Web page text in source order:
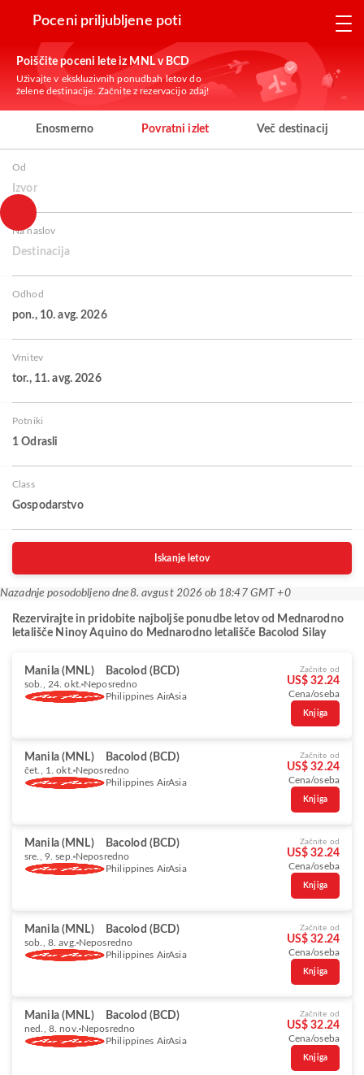
Poceni priljubljene poti
Poiščite poceni lete iz MNL v BCD
Uživajte v ekskluzivnih ponudbah letov do
želene destinacije. Začnite z rezervacijo zdaj!
Enosmerno Povratni izlet Več destinacij
Od
Izvor
Na naslov
Destinacija
Odhod
pon., 10. avg. 2026
Vrnitev
tor., 11. avg. 2026
Potniki
1 Odrasli
Class
Gospodarstvo
Iskanje letov
Nazadnje posodobljeno dne8. avgust 2026 ob 18:47 GMT +0
Rezervirajte in pridobite najboljše ponudbe letov od Mednarodno
letališče Ninoy Aquino do Mednarodno letališče Bacolod Silay
Manila (MNL) Bacolod (BCD)
sob., 24. okt. Neposredno
Philippines AirAsia
Začnite od
US$ 32.24
Cena/oseba
Knjiga
Manila (MNL) Bacolod (BCD)
čet., 1. okt. Neposredno
Philippines AirAsia
Začnite od
US$ 32.24
Cena/oseba
Knjiga
Manila (MNL) Bacolod (BCD)
sre., 9. sep. Neposredno
Philippines AirAsia
Začnite od
US$ 32.24
Cena/oseba
Knjiga
Manila (MNL) Bacolod (BCD)
sob., 8. avg. Neposredno
Philippines AirAsia
Začnite od
US$ 32.24
Cena/oseba
Knjiga
Manila (MNL) Bacolod (BCD)
ned., 8. nov. Neposredno
Philippines AirAsia
Začnite od
US$ 32.24
Cena/oseba
Knjiga